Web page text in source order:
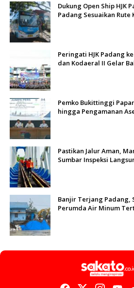
Dukung Open Ship HJK
Padang Sesuaikan Rute
Peringati HJK Padang
dan Kodaeral II Gelar
Pemko Bukittinggi
hingga Pengamanan
Pastikan Jalur Aman,
Sumbar Inspeksi
Banjir Terjang Padang,
Perumda Air Minum